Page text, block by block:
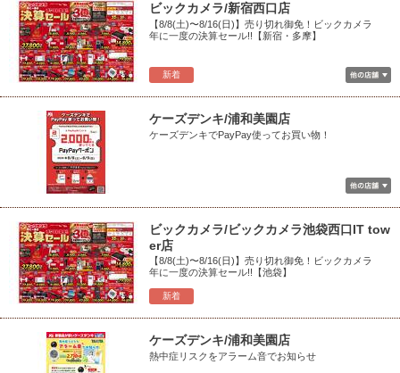
新着
ビックカメラ/新宿西口店
【8/8(土)〜8/16(日)】売り切れ御免！ビックカメラ
年に一度の決算セール!!【新宿・多摩】
ケーズデンキ/浦和美園店
ケーズデンキでPayPay使ってお買い物！
新着
ビックカメラ/ビックカメラ池袋西口IT tow
er店
【8/8(土)〜8/16(日)】売り切れ御免！ビックカメラ
年に一度の決算セール!!【池袋】
ケーズデンキ/浦和美園店
熱中症リスクをアラーム音でお知らせ